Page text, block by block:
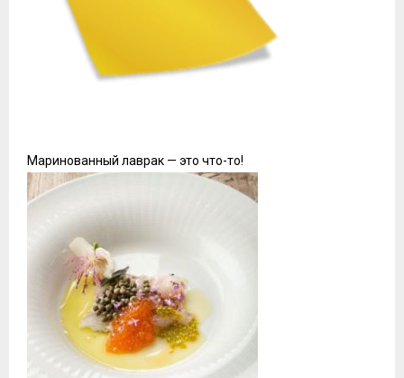
Маринованный лаврак — это что-то!